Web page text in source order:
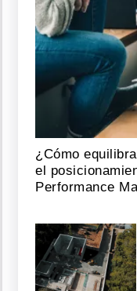
¿Cómo
el
Performance